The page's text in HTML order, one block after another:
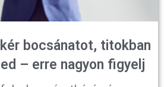
bocsánatot, titokban
– erre nagyon figyelj